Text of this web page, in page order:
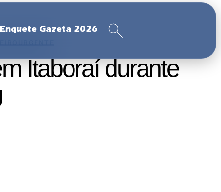
Enquete Gazeta 2026
Itaboraí durante